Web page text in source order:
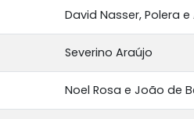
David Nasser, Polera e
Severino Araújo
Noel Rosa e João de